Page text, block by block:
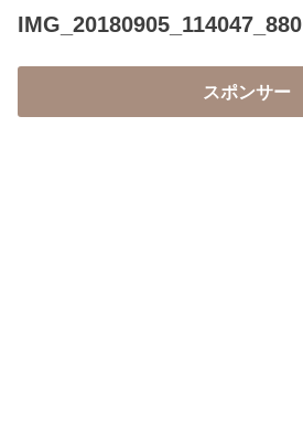
IMG_20180905_114047_880
スポンサー